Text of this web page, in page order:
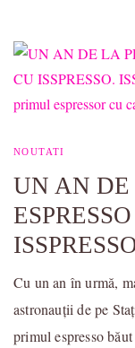
NOUTATI
UN AN
Cu un an în urmă,
astronauţii de pe
primul espresso